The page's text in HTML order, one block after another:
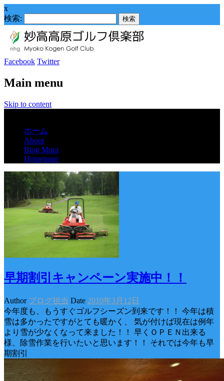
x
検索:
Facebook Twitter
Main menu
Skip to content
ホーム
About
Blog Mura
Homepage
早期割引キャンペーン実施中！！
Author ブログ担当 Date 2010年3月12日
今年度も、もうすぐゴルフシーズン到来です！！ 今年は積
雪は多かったですがとても暖かく、 気が付けば現在は例年
より雪が少なくなって来ました！！ 早くＯＰＥＮ出来る
様、除雪作業を行いたいと思います！！ それでは今年も早
期割引